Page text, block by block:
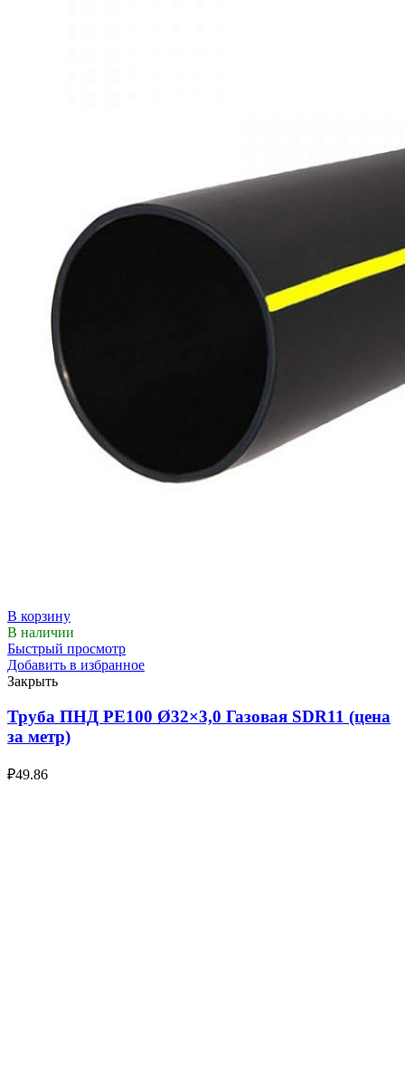
В корзину
В наличии
Быстрый просмотр
Добавить в избранное
Закрыть
Труба ПНД РЕ100 Ø32×3,0 Газовая SDR11 (цена
за метр)
₽49.86